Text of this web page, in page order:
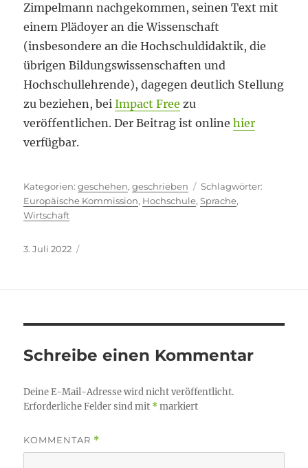
Zimpelmann nachgekommen, seinen Text mit
einem Plädoyer an die Wissenschaft
(insbesondere an die Hochschuldidaktik, die
übrigen Bildungswissenschaften und
Hochschullehrende), dagegen deutlich Stellung
zu beziehen, beiImpact Free zu
veröffentlichen. Der Beitrag ist onlinehier
verfügbar.
Kategorien
geschehen,geschrieben
Europäische Kommission, Hochschule,Sprache,
Wirtschaft
Veröffentlicht
3. Juli 2022
Schreibe einen Kommentar
Deine E-Mail-Adresse wird nicht veröffentlicht.
Erforderliche Felder sind mit *markiert
KOMMENTAR *